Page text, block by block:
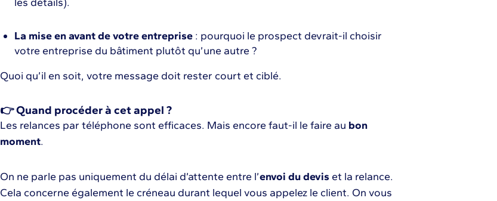
La mise en avant de votre entreprise: pourquoi le prospect devrait-il choisir
votre entreprise du bâtiment plutôt qu’une autre ?
Quoi qu’il en soit, votre message doit rester court et ciblé.
👉 Quand procéder à cet appel ?
Les relances par téléphone sont efficaces. Mais encore faut-il le faire au bon
moment.
On ne parle pas uniquement du délai d’attente entre l’envoi du devis et la relance.
Cela concerne également le créneau durant lequel vous appelez le client. On vous